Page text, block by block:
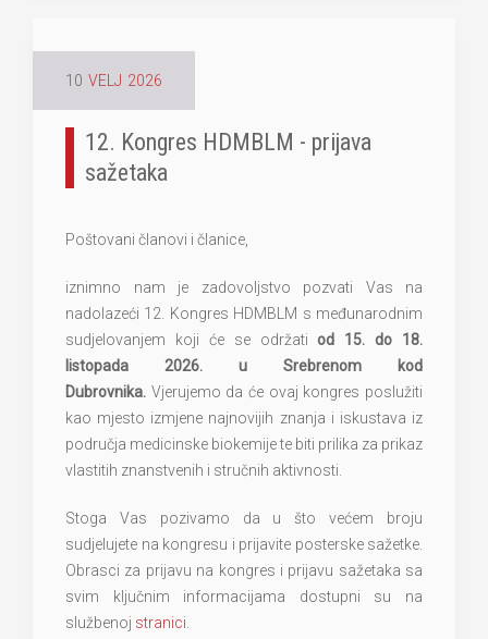
10 VELJ 2026
12. Kongres HDMBLM - prijava
sažetaka
Poštovani članovi i članice,
iznimno nam je zadovoljstvo pozvati Vas na
nadolazeći 12. Kongres HDMBLM s međunarodnim
sudjelovanjem koji će se održatiod 15. do 18.
listopada 2026. u Srebrenom kod
Dubrovnika. Vjerujemo da će ovaj kongres poslužiti
kao mjesto izmjene najnovijih znanja i iskustava iz
područja medicinske biokemije te biti prilika za prikaz
vlastitih znanstvenih i stručnih aktivnosti.
Stoga Vas pozivamo da u što većem broju
sudjelujete na kongresu i prijavite posterske sažetke.
Obrasci za prijavu na kongres i prijavu sažetaka sa
svim ključnim informacijama dostupni su na
službenoj stranici